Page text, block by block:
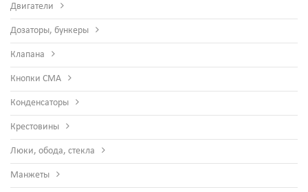
Двигатели
Дозаторы, бункеры
Клапана
Кнопки СМА
Конденсаторы
Крестовины
Люки, обода, стекла
Манжеты